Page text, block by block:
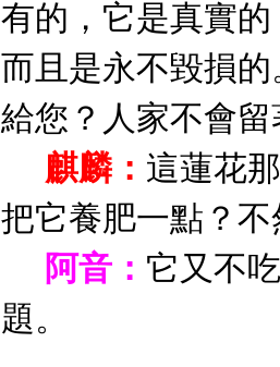
有的，它是真實
而且是永不毀損
給您？人家不會
麒麟： 這蓮花
把它養肥一點？
阿音： 它又不
題。